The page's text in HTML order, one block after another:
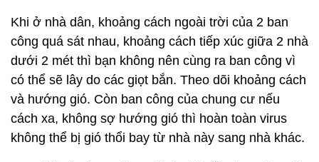
Khi ở nhà dân, khoảng cách ngoài trời của 2 ban
công quá sát nhau, khoảng cách tiếp xúc giữa 2 nhà
dưới 2 mét thì bạn không nên cùng ra ban công vì
có thể sẽ lây do các giọt bắn. Theo dõi khoảng cách
và hướng gió. Còn ban công của chung cư nếu
cách xa, không sợ hướng gió thì hoàn toàn virus
không thể bị gió thổi bay từ nhà này sang nhà khác.